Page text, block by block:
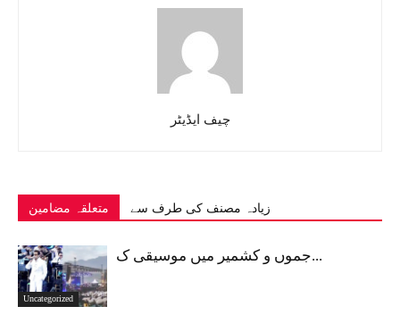
چیف ایڈیٹر
متعلقہ مضامین زیادہ مصنف کی طرف سے
Uncategorized
جموں و کشمیر میں موسیقی ک...